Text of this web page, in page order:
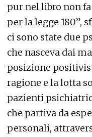
pur nel libro non
per la legge 180”,
ci sono state due
che nasceva dai
posizione
ragione e la lotta
pazienti
che partiva da
personali,